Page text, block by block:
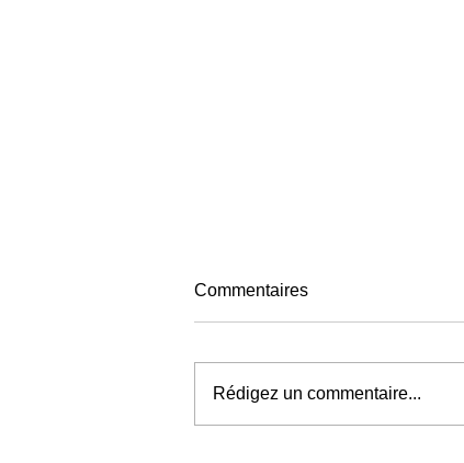
LAURENCE FINET
Commentaires
Rédigez un commentaire...